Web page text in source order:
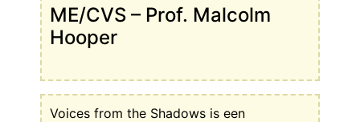
ME/CVS – Prof. Malcolm
Hooper
Voices from the Shadows is een